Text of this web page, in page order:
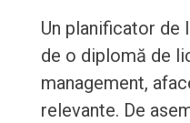
Un planificator de
de o diplomă de
management,
relevante. De